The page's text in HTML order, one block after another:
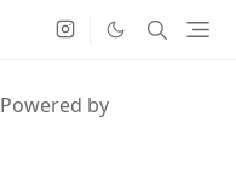
Powered by